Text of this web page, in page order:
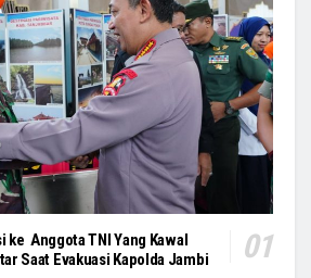
Anggota TNI Yang Kawal
Saat Evakuasi Kapolda Jambi